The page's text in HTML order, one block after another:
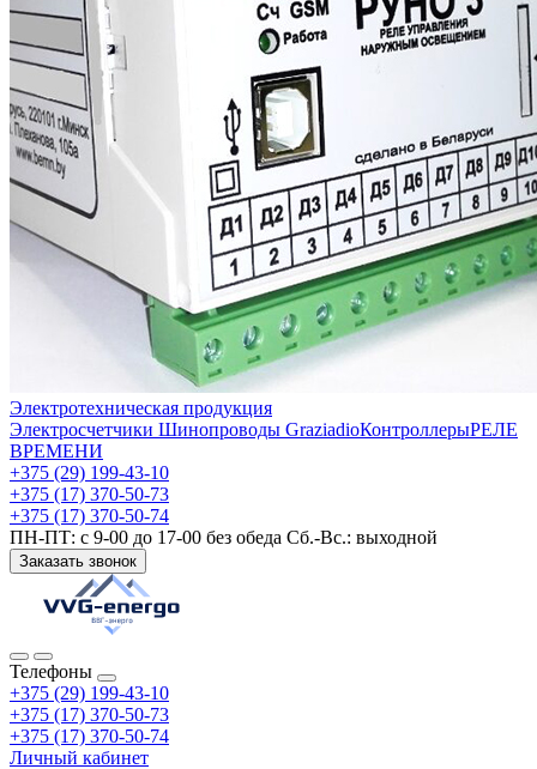
Электротехническая продукция
Электросчетчики Шинопроводы GraziadioКонтроллерыРЕЛЕ
ВРЕМЕНИ
+375 (29) 199-43-10
+375 (17) 370-50-73
+375 (17) 370-50-74
ПН-ПТ: с 9-00 до 17-00 без обеда Сб.-Вс.: выходной
Заказать звонок
Телефоны
+375 (29) 199-43-10
+375 (17) 370-50-73
+375 (17) 370-50-74
Личный кабинет